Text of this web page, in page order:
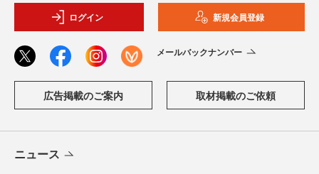
ログイン 新規会員登録
メールバックナンバー
広告掲載のご案内 取材掲載のご依頼
ニュース